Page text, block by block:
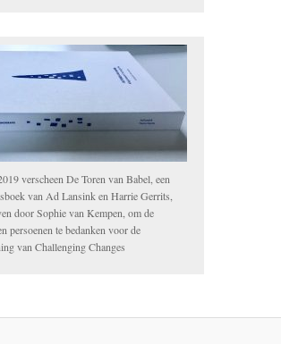
verscheen De Toren van Babel, een
van Ad Lansink en Harrie Gerrits,
door Sophie van Kempen, om de
persoenen te bedanken voor de
van Challenging Changes